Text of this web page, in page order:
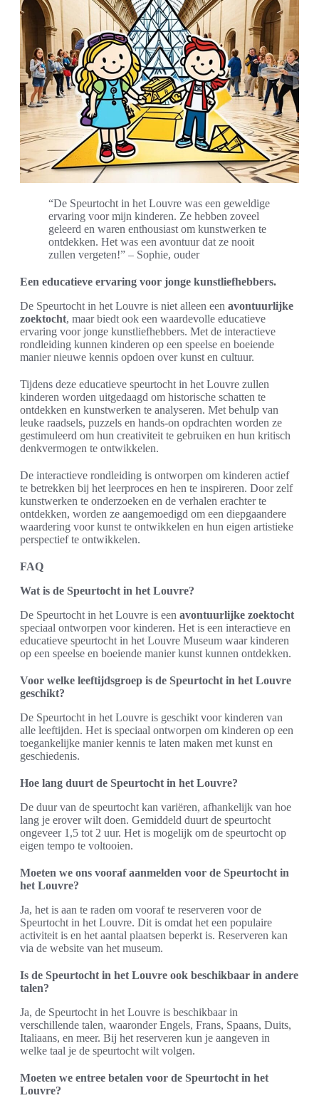
“De Speurtocht in het Louvre was een geweldige
ervaring voor mijn kinderen. Ze hebben zoveel
geleerd en waren enthousiast om kunstwerken te
ontdekken. Het was een avontuur dat ze nooit
zullen vergeten!” – Sophie, ouder
Een educatieve ervaring voor jonge kunstliefhebbers.
De Speurtocht in het Louvre is niet alleen een avontuurlijke
zoektocht, maar biedt ook een waardevolle educatieve
ervaring voor jonge kunstliefhebbers. Met de interactieve
rondleiding kunnen kinderen op een speelse en boeiende
manier nieuwe kennis opdoen over kunst en cultuur.
Tijdens deze educatieve speurtocht in het Louvre zullen
kinderen worden uitgedaagd om historische schatten te
ontdekken en kunstwerken te analyseren. Met behulp van
leuke raadsels, puzzels en hands-on opdrachten worden ze
gestimuleerd om hun creativiteit te gebruiken en hun kritisch
denkvermogen te ontwikkelen.
De interactieve rondleiding is ontworpen om kinderen actief
te betrekken bij het leerproces en hen te inspireren. Door zelf
kunstwerken te onderzoeken en de verhalen erachter te
ontdekken, worden ze aangemoedigd om een diepgaandere
waardering voor kunst te ontwikkelen en hun eigen artistieke
perspectief te ontwikkelen.
FAQ
Wat is de Speurtocht in het Louvre?
De Speurtocht in het Louvre is een avontuurlijke zoektocht
speciaal ontworpen voor kinderen. Het is een interactieve en
educatieve speurtocht in het Louvre Museum waar kinderen
op een speelse en boeiende manier kunst kunnen ontdekken.
Voor welke leeftijdsgroep is de Speurtocht in het Louvre
geschikt?
De Speurtocht in het Louvre is geschikt voor kinderen van
alle leeftijden. Het is speciaal ontworpen om kinderen op een
toegankelijke manier kennis te laten maken met kunst en
geschiedenis.
Hoe lang duurt de Speurtocht in het Louvre?
De duur van de speurtocht kan variëren, afhankelijk van hoe
lang je erover wilt doen. Gemiddeld duurt de speurtocht
ongeveer 1,5 tot 2 uur. Het is mogelijk om de speurtocht op
eigen tempo te voltooien.
Moeten we ons vooraf aanmelden voor de Speurtocht in
het Louvre?
Ja, het is aan te raden om vooraf te reserveren voor de
Speurtocht in het Louvre. Dit is omdat het een populaire
activiteit is en het aantal plaatsen beperkt is. Reserveren kan
via de website van het museum.
Is de Speurtocht in het Louvre ook beschikbaar in andere
talen?
Ja, de Speurtocht in het Louvre is beschikbaar in
verschillende talen, waaronder Engels, Frans, Spaans, Duits,
Italiaans, en meer. Bij het reserveren kun je aangeven in
welke taal je de speurtocht wilt volgen.
Moeten we entree betalen voor de Speurtocht in het
Louvre?